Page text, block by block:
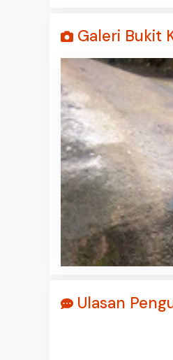
Galeri Bukit
Prev
Ulasan